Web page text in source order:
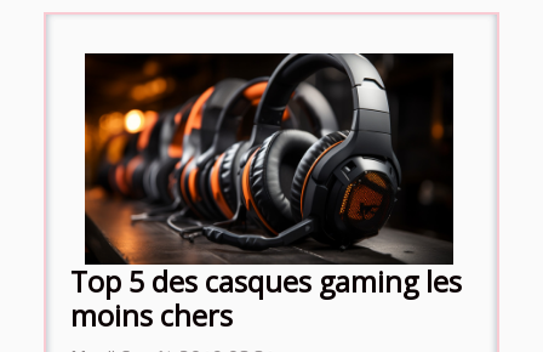
Top 5 des casques gaming les
moins chers